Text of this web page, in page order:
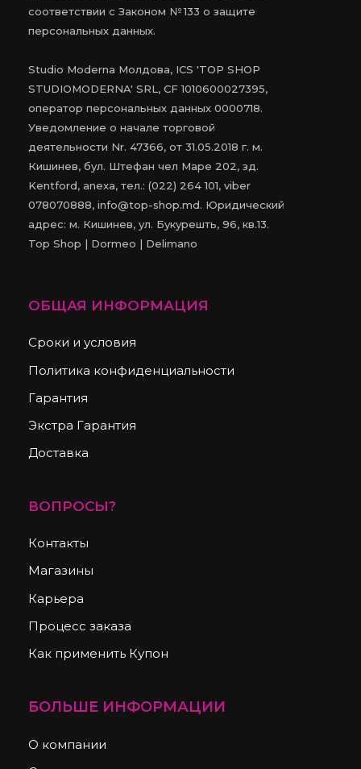
соответствии с Законом № 133 о защите
персональных данных.
Studio Moderna Молдова, ICS 'TOP SHOP
STUDIOMODERNA' SRL, CF 1010600027395,
оператор персональных данных 0000718.
Уведомление о начале торговой
деятельности Nr. 47366, от 31.05.2018 г. м.
Кишинев, бул. Штефан чел Маре 202, зд.
Kentford, anexa, тел.: (022) 264 101, viber
078070888, info@top-shop.md. Юридический
адрес: м. Кишинев, ул. Букурешть, 96, кв.13.
Top Shop | Dormeo | Delimano
ОБЩАЯ ИНФОРМАЦИЯ
Сроки и условия
Политика конфиденциальности
Гарантия
Экстра Гарантия
Доставка
ВОПРОСЫ?
Контакты
Магазины
Карьера
Процесс заказа
Как применить Купон
БОЛЬШЕ ИНФОРМАЦИИ
О компании